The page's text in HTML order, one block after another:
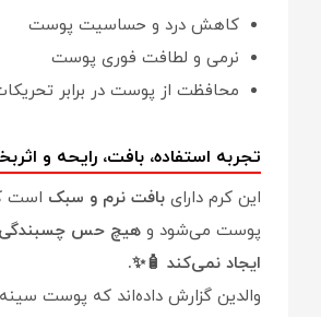
کاهش درد و حساسیت پوست
نرمی و لطافت فوری پوست
محافظت از پوست در برابر
تجربه استفاده، بافت، رایحه و
این کرم دارای بافت نرم و سبک است
پوست می‌شود و هیچ حس چسبندگی
ایجاد نمی‌کند 🧴✨.
والدین گزارش داده‌اند که پوست